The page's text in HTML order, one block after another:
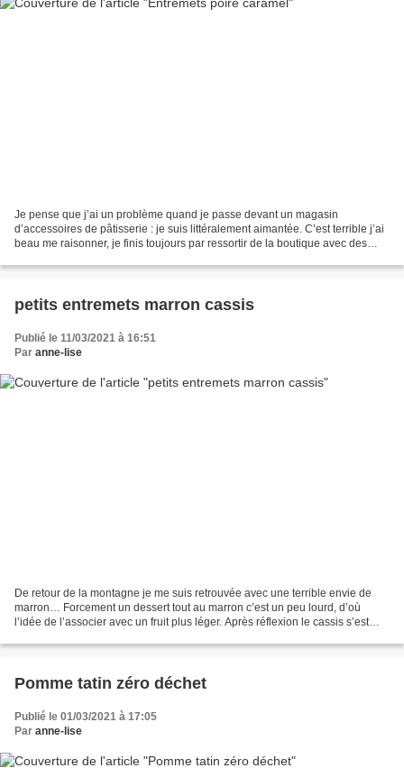
Je pense que j’ai un problème quand je passe devant un magasin
d’accessoires de pâtisserie : je suis littéralement aimantée. C’est terrible j’ai
beau me raisonner, je finis toujours par ressortir de la boutique avec des
petits entremets marron cassis
Publié le 11/03/2021 à 16:51
Par anne-lise
De retour de la montagne je me suis retrouvée avec une terrible envie de
marron… Forcement un dessert tout au marron c’est un peu lourd, d’où
l’idée de l’associer avec un fruit plus léger. Après réflexion le cassis s’est
Pomme tatin zéro déchet
Publié le 01/03/2021 à 17:05
Par anne-lise